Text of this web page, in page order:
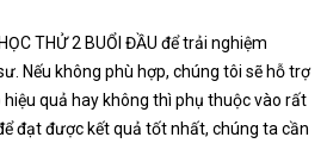
THỬ 2 BUỔI ĐẦU để trải nghiệm
Nếu không phù hợp, chúng tôi sẽ hỗ trợ
quả hay không thì phụ thuộc vào rất
đạt được kết quả tốt nhất, chúng ta cần